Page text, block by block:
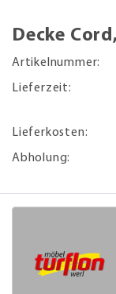
Decke
Artikelnummer:
Lieferzeit:
Lieferkosten:
Abholung: